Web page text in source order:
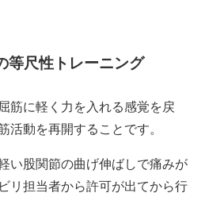
等尺性トレーニング
筋に軽く力を入れる感覚を戻
活動を再開することです。
い股関節の曲げ伸ばしで痛みが
リ担当者から許可が出てから行